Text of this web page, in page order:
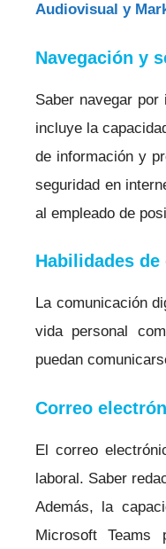
Audiovisual y
Navegación y
Saber navegar
incluye la
de información y
seguridad en
al empleado de
Habilidades
La comunicación
vida personal
puedan
Correo
El correo
laboral. Saber
Además, la
Microsoft Teams